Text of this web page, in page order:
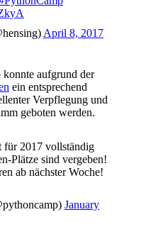
April 8, 2017
aufgrund der
ein entsprechend
Verpflegung und
geboten werden.
für 2017 vollständig
Plätze sind vergeben!
ab nächster Woche!
January